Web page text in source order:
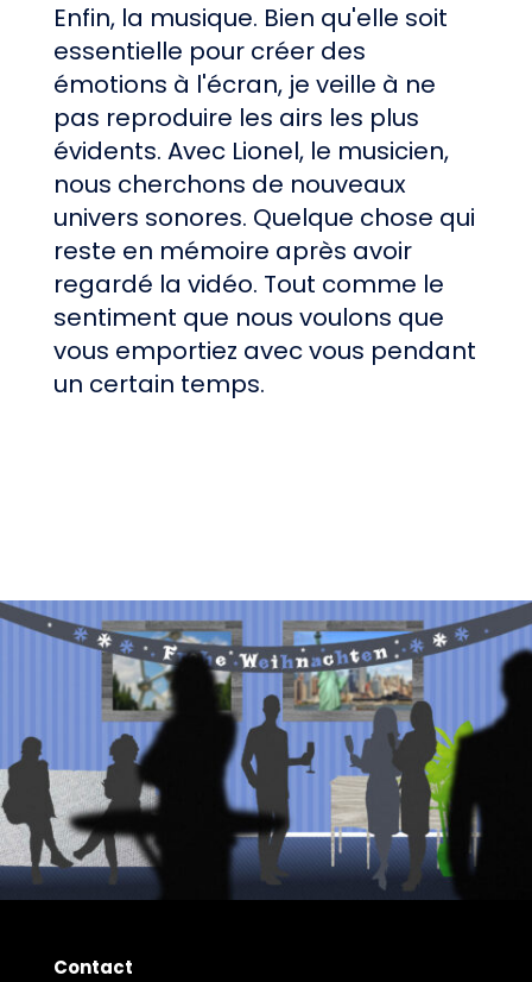
Enfin, la musique. Bien qu'elle soit
essentielle pour créer des
émotions à l'écran, je veille à ne
pas reproduire les airs les plus
évidents. Avec Lionel, le musicien,
nous cherchons de nouveaux
univers sonores. Quelque chose qui
reste en mémoire après avoir
regardé la vidéo. Tout comme le
sentiment que nous voulons que
vous emportiez avec vous pendant
un certain temps.
Contact